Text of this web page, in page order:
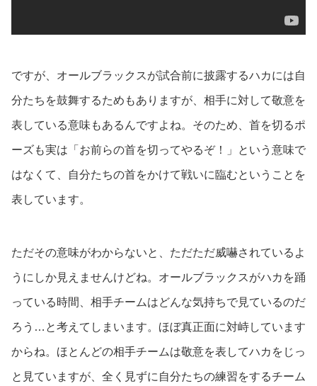
ですが、オールブラックスが試合前に披露するハカには自
分たちを鼓舞するためもありますが、相手に対して敬意を
表している意味もあるんですよね。そのため、首を切るポ
ーズも実は「お前らの首を切ってやるぞ！」という意味で
はなくて、自分たちの首をかけて戦いに臨むということを
表しています。
ただその意味がわからないと、ただただ威嚇されているよ
うにしか見えませんけどね。オールブラックスがハカを踊
っている時間、相手チームはどんな気持ちで見ているのだ
ろう…と考えてしまいます。ほぼ真正面に対峙しています
からね。ほとんどの相手チームは敬意を表してハカをじっ
と見ていますが、全く見ずに自分たちの練習をするチーム